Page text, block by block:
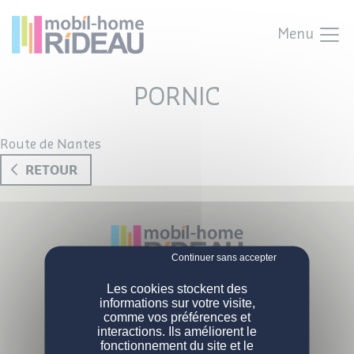
Menu
NOS MOBIL-HOMES
Nos modèles
Nos gammes
PERSONNALISATION
PORNIC
Route de Nantes
RETOUR
Parc Activités Landette
85190 Venansault
Tél :02 51 07 38 02
Les cookies stockent des
informations sur votre visite,
comme vos préférences et
interactions. Ils améliorent le
fonctionnement du site et le